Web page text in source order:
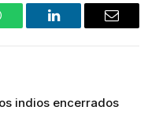
LinkedIn Email
indios encerrados